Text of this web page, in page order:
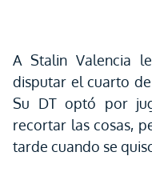
A Stalin Valencia
disputar el cuarto
Su DT optó por
recortar las cosas,
tarde cuando se